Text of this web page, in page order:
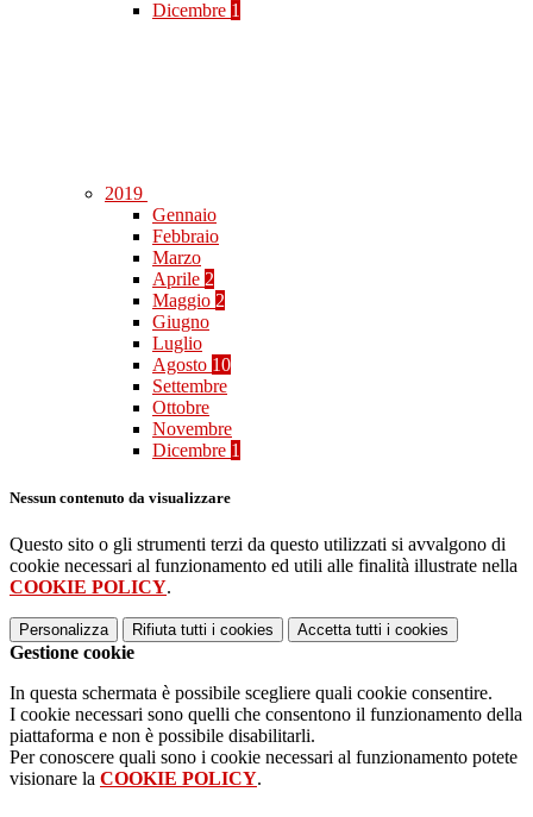
Dicembre 1
2019
Gennaio
Febbraio
Marzo
Aprile 2
Maggio 2
Giugno
Luglio
Agosto 10
Settembre
Ottobre
Novembre
Dicembre 1
Nessun contenuto da visualizzare
Questo sito o gli strumenti terzi da questo utilizzati si avvalgono di
cookie necessari al funzionamento ed utili alle finalità illustrate nella
COOKIE POLICY.
Personalizza Rifiuta tutti i cookies Accetta tutti i cookies
Gestione cookie
In questa schermata è possibile scegliere quali cookie consentire.
I cookie necessari sono quelli che consentono il funzionamento della
piattaforma e non è possibile disabilitarli.
Per conoscere quali sono i cookie necessari al funzionamento potete
visionare la COOKIE POLICY.